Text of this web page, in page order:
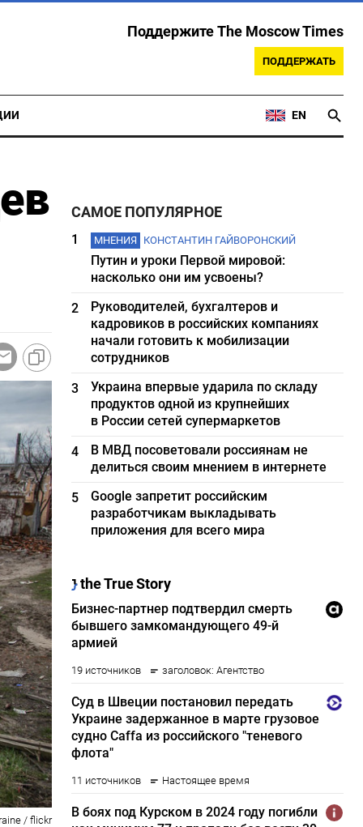
Поддержите The Moscow Times
ПОДДЕРЖАТЬ
EN
/ flickr
САМОЕ ПОПУЛЯРНОЕ
1 МНЕНИЯ КОНСТАНТИН ГАЙВОРОНСКИЙ
Путин и уроки Первой мировой:
насколько они им усвоены?
2
Руководителей, бухгалтеров и
кадровиков в российских компаниях
начали готовить к мобилизации
сотрудников
3
Украина впервые ударила по складу
продуктов одной из крупнейших
в России сетей супермаркетов
4
В МВД посоветовали россиянам не
делиться своим мнением в интернете
5
Google запретит российским
разработчикам выкладывать
приложения для всего мира